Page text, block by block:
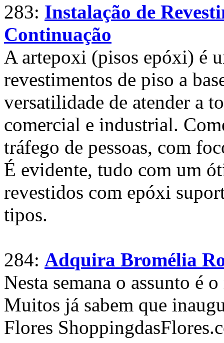
283: Instalação de
Continuação
A artepoxi (pisos epóxi) é
revestimentos de piso a
versatilidade de atender a
comercial e industrial.
tráfego de pessoas, com
É evidente, tudo com um
revestidos com epóxi
tipos.
284: Adquira Bromélia
Nesta semana o assunto é
Muitos já sabem que
Flores